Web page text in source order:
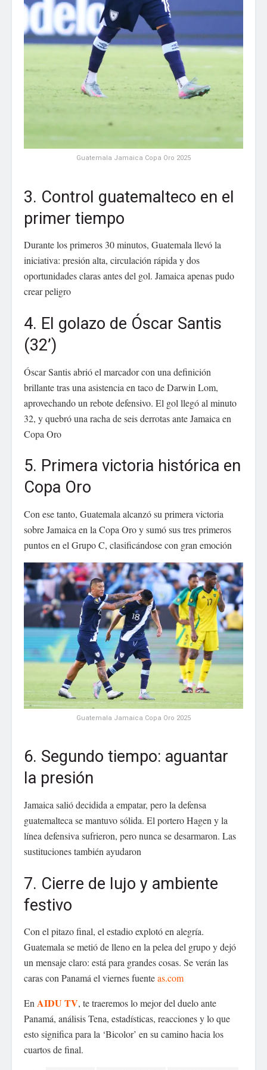
Guatemala Jamaica Copa Oro 2025
3. Control guatemalteco en el
primer tiempo
Durante los primeros 30 minutos, Guatemala llevó la
iniciativa: presión alta, circulación rápida y dos
oportunidades claras antes del gol. Jamaica apenas pudo
crear peligro
4. El golazo de Óscar Santis
(32’)
Óscar Santis abrió el marcador con una definición
brillante tras una asistencia en taco de Darwin Lom,
aprovechando un rebote defensivo. El gol llegó al minuto
32, y quebró una racha de seis derrotas ante Jamaica en
Copa Oro
5. Primera victoria histórica en
Copa Oro
Con ese tanto, Guatemala alcanzó su primera victoria
sobre Jamaica en la Copa Oro y sumó sus tres primeros
puntos en el Grupo C, clasificándose con gran emoción
Guatemala Jamaica Copa Oro 2025
6. Segundo tiempo: aguantar
la presión
Jamaica salió decidida a empatar, pero la defensa
guatemalteca se mantuvo sólida. El portero Hagen y la
línea defensiva sufrieron, pero nunca se desarmaron. Las
sustituciones también ayudaron
7. Cierre de lujo y ambiente
festivo
Con el pitazo final, el estadio explotó en alegría.
Guatemala se metió de lleno en la pelea del grupo y dejó
un mensaje claro: está para grandes cosas. Se verán las
caras con Panamá el viernes fuenteas.com
EnAIDU TV, te traeremos lo mejor del duelo ante
Panamá, análisis Tena, estadísticas, reacciones y lo que
esto significa para la ‘Bicolor’ en su camino hacia los
cuartos de final.